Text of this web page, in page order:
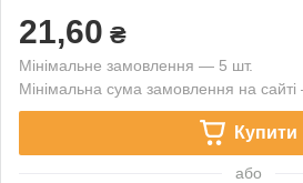
21,60 ₴
Мінімальне замовлення — 5 шт.
Мінімальна сума замовлення на
Купити
або